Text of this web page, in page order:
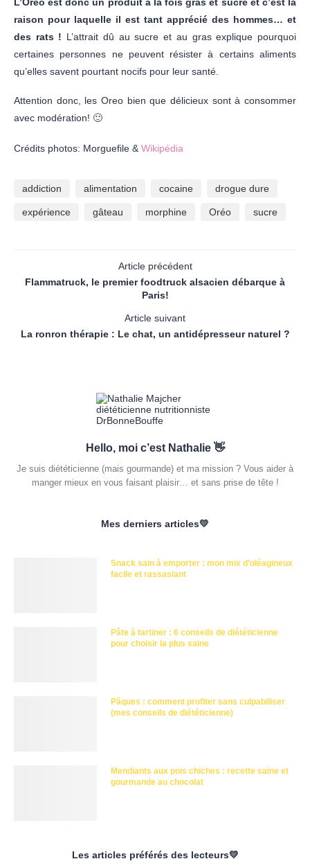
raison pour laquelle il est tant apprécié des hommes… et
des rats ! L’attrait dû au sucre et au gras explique pourquoi
certaines personnes ne peuvent résister à certains aliments
qu’elles savent pourtant nocifs pour leur santé.
Attention donc, les Oreo bien que délicieux sont à consommer
avec modération! 🙂
Crédits photos: Morguefile & Wikipédia
addiction alimentation cocaine drogue dure
expérience gâteau morphine Oréo sucre
Article précédent
Flammatruck, le premier foodtruck alsacien débarque à
Paris!
Article suivant
La ronron thérapie : Le chat, un antidépresseur naturel ?
Hello, moi c’est Nathalie 👋
Je suis diététicienne (mais gourmande) et ma mission ? Vous aider à
manger mieux en vous faisant plaisir… et sans prise de tête !
Mes derniers articles💛
Snack sain à emporter : mon mix d’oléagineux
facile et rassasiant
Pâte à tartiner : 6 conseils de diététicienne
pour choisir la plus saine
Pâques : comment profiter sans culpabiliser
(mes conseils de diététicienne)
Mendiants aux pois chiches : recette saine et
gourmande au chocolat
Les articles préférés des lecteurs💛